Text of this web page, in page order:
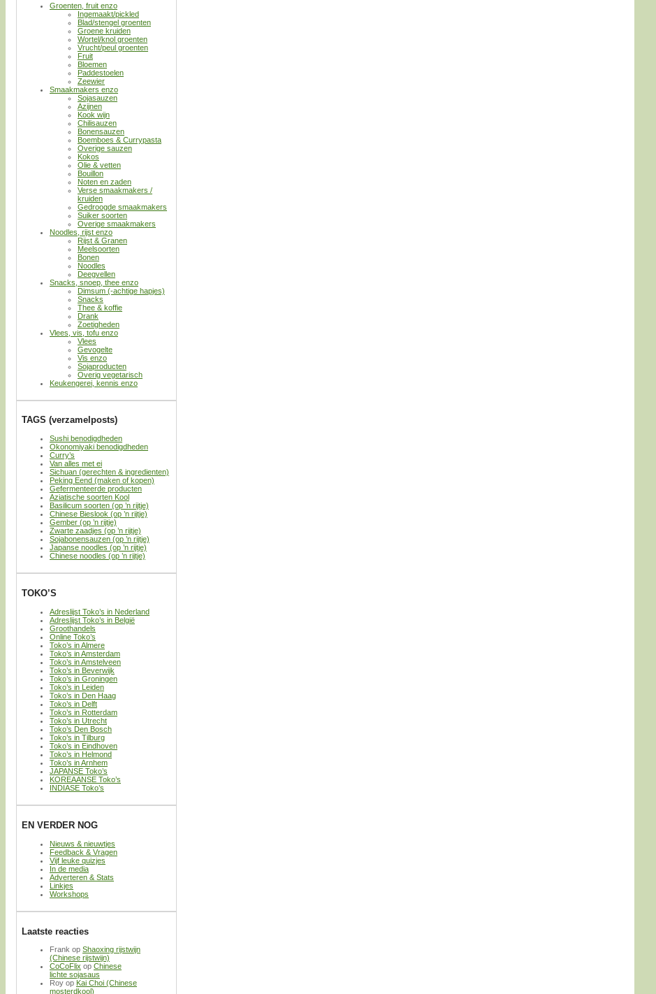
Groenten, fruit enzo
Ingemaakt/pickled
Blad/stengel groenten
Groene kruiden
Wortel/knol groenten
Vrucht/peul groenten
Fruit
Bloemen
Paddestoelen
Zeewier
Smaakmakers enzo
Sojasauzen
Azijnen
Kook wijn
Chilisauzen
Bonensauzen
Boemboes & Currypasta
Overige sauzen
Kokos
Olie & vetten
Bouillon
Noten en zaden
Verse smaakmakers /
kruiden
Gedroogde smaakmakers
Suiker soorten
Overige smaakmakers
Noodles, rijst enzo
Rijst & Granen
Meelsoorten
Bonen
Noodles
Deegvellen
Snacks, snoep, thee enzo
Dimsum (-achtige hapjes)
Snacks
Thee & koffie
Drank
Zoetigheden
Vlees, vis, tofu enzo
Vlees
Gevogelte
Vis enzo
Sojaproducten
Overig vegetarisch
Keukengerei, kennis enzo
TAGS (verzamelposts)
Sushi benodigdheden
Okonomiyaki benodigdheden
Curry’s
Van alles met ei
Sichuan (gerechten & ingredienten)
Peking Eend (maken of kopen)
Gefermenteerde producten
Aziatische soorten Kool
Basilicum soorten (op ’n rijtje)
Chinese Bieslook (op ’n rijtje)
Gember (op ’n rijtje)
Zwarte zaadjes (op ’n rijtje)
Sojabonensauzen (op ’n rijtje)
Japanse noodles (op ’n rijtje)
Chinese noodles (op ’n rijtje)
TOKO’S
Adreslijst Toko’s in Nederland
Adreslijst Toko’s in België
Groothandels
Online Toko’s
Toko’s in Almere
Toko’s in Amsterdam
Toko’s in Amstelveen
Toko’s in Beverwijk
Toko’s in Groningen
Toko’s in Leiden
Toko’s in Den Haag
Toko’s in Delft
Toko’s in Rotterdam
Toko’s in Utrecht
Toko’s Den Bosch
Toko’s in Tilburg
Toko’s in Eindhoven
Toko’s in Helmond
Toko’s in Arnhem
JAPANSE Toko’s
KOREAANSE Toko’s
INDIASE Toko’s
EN VERDER NOG
Nieuws & nieuwtjes
Feedback & Vragen
Vijf leuke quizjes
In de media
Adverteren & Stats
Linkjes
Workshops
Laatste reacties
Frank op Shaoxing rijstwijn
(Chinese rijstwijn)
CoCoFlix op Chinese
lichte sojasaus
Roy op Kai Choi (Chinese
mosterdkool)